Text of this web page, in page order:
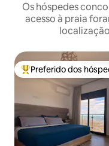
Os hóspedes
acesso à praia
Entre os melhores
Preferido dos